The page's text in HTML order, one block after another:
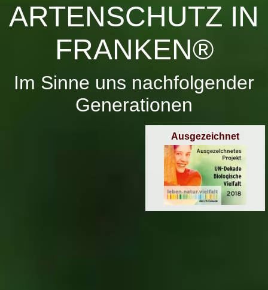
ARTENSCHUTZ IN
FRANKEN®
Im Sinne uns nachfolgender
Generationen
Ausgezeichnet